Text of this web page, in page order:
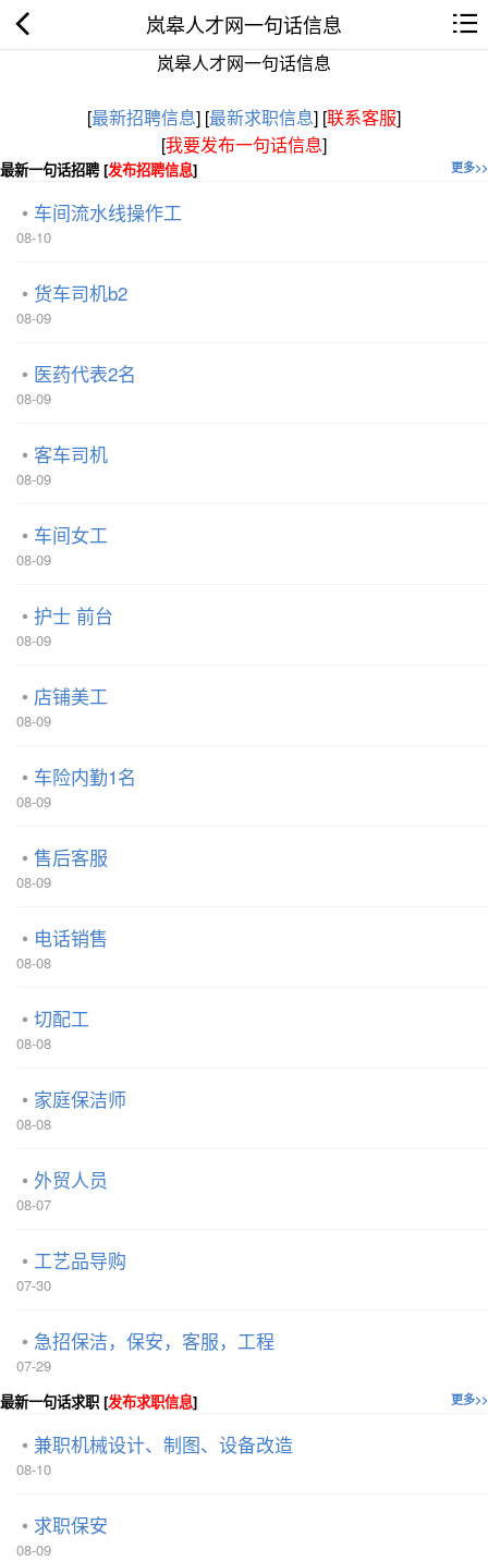
岚皋人才网一句话信息
岚皋人才网一句话信息
[最新招聘信息] [最新求职信息] [联系客服]
[我要发布一句话信息]
更多>>
最新一句话招聘 [发布招聘信息]
车间流水线操作工
08-10
货车司机b2
08-09
医药代表2名
08-09
客车司机
08-09
车间女工
08-09
护士 前台
08-09
店铺美工
08-09
车险内勤1名
08-09
售后客服
08-09
电话销售
08-08
切配工
08-08
家庭保洁师
08-08
外贸人员
08-07
工艺品导购
07-30
急招保洁，保安，客服，工程
07-29
更多>>
最新一句话求职 [发布求职信息]
兼职机械设计、制图、设备改造
08-10
求职保安
08-09